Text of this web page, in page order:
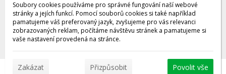
Dárkové poukazy
Obchodní podmínky - archiv
Soubory cookies používáme pro správné fungování naší webové
stránky a jejích funkcí. Pomocí souborů cookies si také například
pamatujeme váš preferovaný jazyk, zvyšujeme pro vás relevanci
zobrazovaných reklam, počítáme návštěvu stránek a pamatujeme si
vaše nastavení provedená na stránce.
Zakázat Přizpůsobit Povolit vše